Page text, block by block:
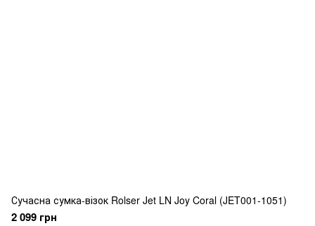
Сучасна сумка-візок Rolser Jet LN Joy Coral (JET001-1051)
2 099 грн